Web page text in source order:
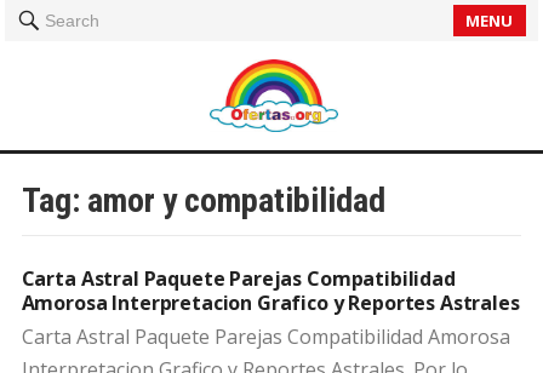
Search MENU
Tag: amor y compatibilidad
Carta Astral Paquete Parejas Compatibilidad
Amorosa Interpretacion Grafico y Reportes Astrales
Carta Astral Paquete Parejas Compatibilidad Amorosa